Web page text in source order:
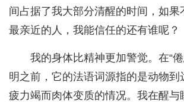
间占据了我大部分清醒的时间，如果
最亲近的人，我能信任的还有谁呢？
我的身体比精神更加警觉。在“
明之前，它的法语词源指的是动物到
疲力竭而肉体变质的情况。我在醒与